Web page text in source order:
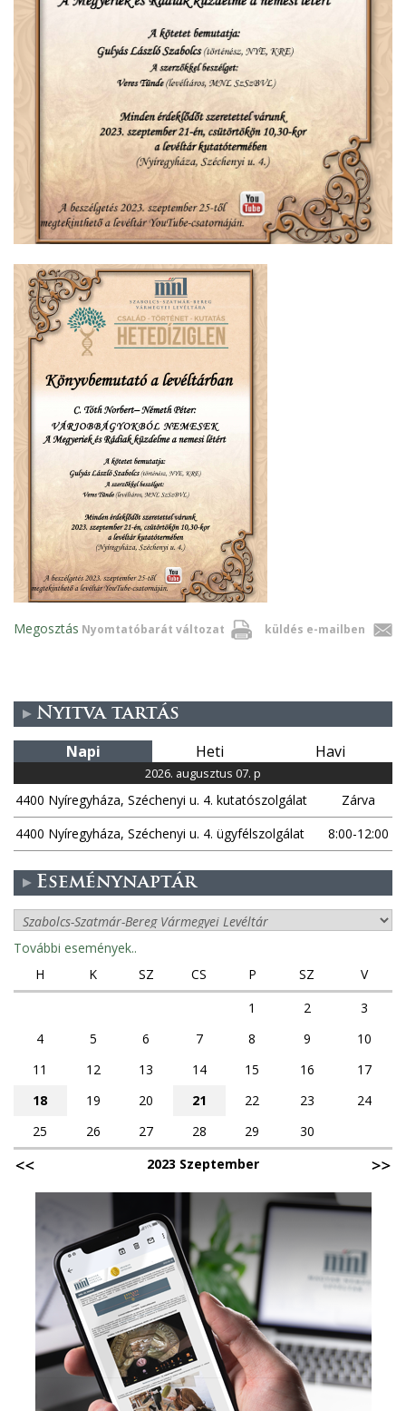
Nyomtatóbarát változat küldés e-mailben
Megosztás
Nyitva tartás
Napi Heti Havi
2026. augusztus 07. p
4400 Nyíregyháza, Széchenyi u. 4. kutatószolgálat
Zárva
4400 Nyíregyháza, Széchenyi u. 4. ügyfélszolgálat
8:00-12:00
Eseménynaptár
További események..
H
K SZ CS P SZ
V
1
2
3
4
5 6 7 8 9
10
11
12 13 14 15 16
17
18
19 20 21 22 23
24
25
26 27 28 29
30
2023 Szeptember